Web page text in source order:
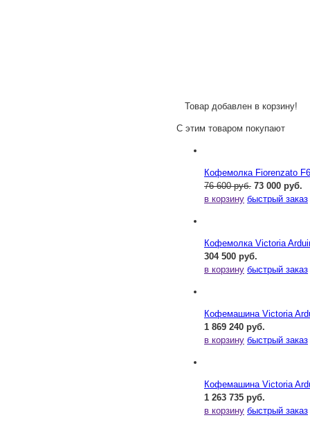
Товар добавлен в корзину!
С этим товаром покупают
Кофемолка Fiorenzato
76 600 руб. 73 000 руб.
в корзину быстрый заказ
Кофемолка Victoria
304 500 руб.
в корзину быстрый заказ
Кофемашина Victoria
1 869 240 руб.
в корзину быстрый заказ
Кофемашина Victoria
1 263 735 руб.
в корзину быстрый заказ